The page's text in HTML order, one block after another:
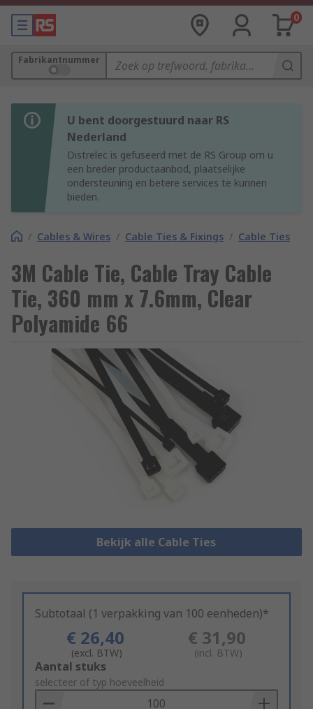
0
Fabrikantnummer
U bent doorgestuurd naar RS
Nederland
Distrelec is gefuseerd met de RS Group om u
een breder productaanbod, plaatselijke
ondersteuning en betere services te kunnen
bieden.
/ Cables & Wires / Cable Ties & Fixings / Cable Ties
3M Cable Tie, Cable Tray Cable
Tie, 360 mm x 7.6mm, Clear
Polyamide 66
Bekijk alle Cable Ties
Subtotaal (1 verpakking van 100 eenheden)*
€ 26,40
(excl. BTW)
€ 31,90
(incl. BTW)
Add
to
Basket
Aantal stuks
selecteer of typ hoeveelheid